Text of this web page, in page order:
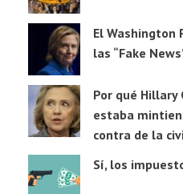
El Washington
las “Fake
Por qué
estaba
contra de la
Sí, los